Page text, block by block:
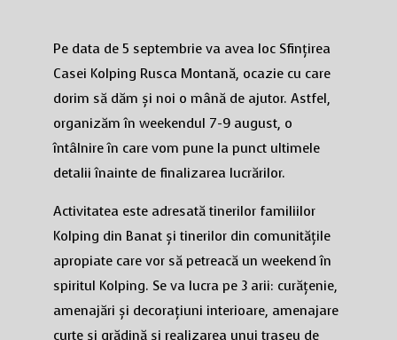
Pe data de 5 septembrie va avea loc Sfințirea
Casei Kolping Rusca Montană, ocazie cu care
dorim să dăm și noi o mână de ajutor. Astfel,
organizăm în weekendul 7-9 august, o
întâlnire în care vom pune la punct ultimele
detalii înainte de finalizarea lucrărilor.
Activitatea este adresată tinerilor familiilor
Kolping din Banat și tinerilor din comunitățile
apropiate care vor să petreacă un weekend în
spiritul Kolping. Se va lucra pe 3 arii: curățenie,
amenajări și decorațiuni interioare, amenajare
curte și grădină și realizarea unui traseu de